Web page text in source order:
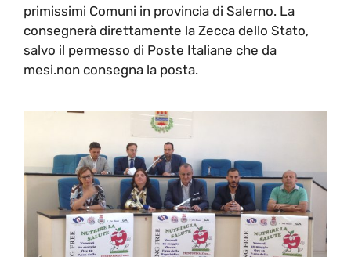
primissimi Comuni in provincia di Salerno. La
consegnerà direttamente la Zecca dello Stato,
salvo il permesso di Poste Italiane che da
mesi.non consegna la posta.